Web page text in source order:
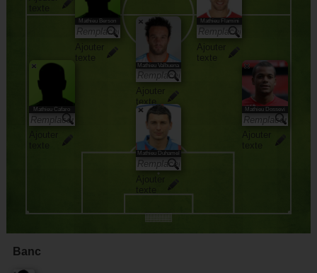
Mathieu Berson
Ajouter
texte
Mathieu Flamini
Ajouter
texte
Mathieu Valbuena
Ajouter
texte
Mathieu Dossevi
Ajouter
Mathieu Cafaro
Mathieu Duhamel
Ajouter
texte
Banc